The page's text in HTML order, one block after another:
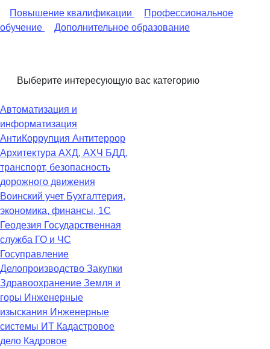
Повышение квалификации
Профессиональное
обучение
Дополнительное образование
Выберите интересующую вас категорию
Автоматизация и
информатизация
АнтиКоррупция Антитеррор
Архитектура АХД, АХЧ БДД,
транспорт, безопасность
дорожного движения
Воинский учет Бухгалтерия,
экономика, финансы, 1С
Геодезия Государственная
служба ГО и ЧС
Госуправление
Делопроизводство Закупки
Здравоохранение Земля и
горы Инженерные
изыскания Инженерные
системы ИТ Кадастровое
дело Кадровое